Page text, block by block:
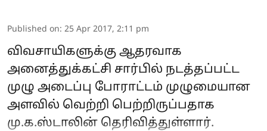
Published on: 25 Apr 2017, 2:11 pm
விவசாயிகளுக்கு ஆதரவாக
அனைத்துக்கட்சி சார்பில் நடத்தப்பட்ட
முழு அடைப்பு போராட்டம் முழுமையான
அளவில் வெற்றி பெற்றிருப்பதாக
மு.க.ஸ்டாலின் தெரிவித்துள்ளார்.